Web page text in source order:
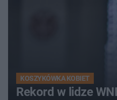
KOSZYKÓWKA KOBIET
Rekord w lidze